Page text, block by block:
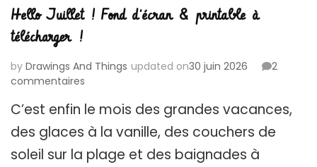
Hello Juillet ! Fond d’écran & printable à
télécharger !
by Drawings And Things updated on30 juin 2026
2
commentaires
Juillet
Fond
d’écran
C’est enfin le mois des grandes vacances,
des glaces à la vanille, des couchers de
soleil sur la plage et des baignades à